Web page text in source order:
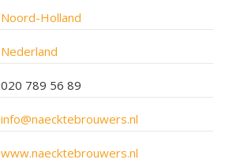
Noord-Holland
Nederland
020 789 56 89
info@naecktebrouwers.nl
www.naecktebrouwers.nl